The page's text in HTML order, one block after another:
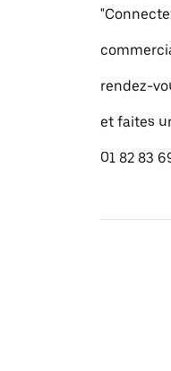
rendez-
et faites
01 82 83